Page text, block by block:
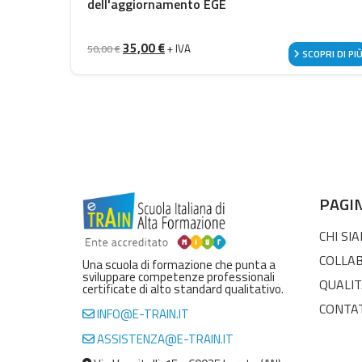
dell'aggiornamento EGE
50,00€Il prezzo originale era: 50,00 €.
35,00€Il prezzo attuale è: 35,00 €.
+ IVA SCOPRI DI PIÙ
Una scuola di formazione che punta a
sviluppare competenze professionali
certificate di alto standard qualitativo.
INFO@E-TRAIN.IT
ASSISTENZA@E-TRAIN.IT
CHI